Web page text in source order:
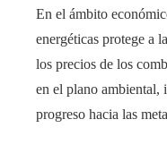
En el ámbito
energéticas protege a
los precios de los
en el plano ambiental,
progreso hacia las